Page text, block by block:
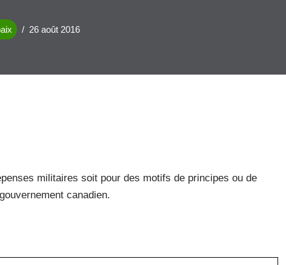
26 août 2016
militaires soit pour des motifs de principes ou de
canadien.